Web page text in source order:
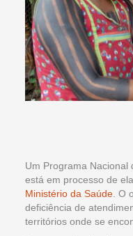
Um Programa Nacional
está em processo de
Ministério da Saúde .
deficiência de
territórios onde se